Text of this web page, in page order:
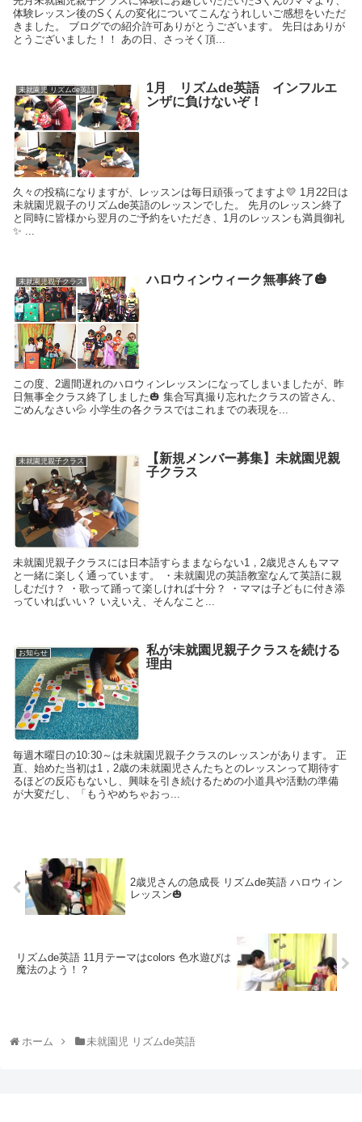
体験レッスン後のSくんの変化についてこんなうれしいご感想をいただ
きました。 ブログでの紹介許可ありがとうございます。 先日はありが
とうございました！！ あの日、さっそく頂...
未就園児 リズムde英語
1月 リズムde英語 インフルエ
ンザに負けないぞ！
久々の投稿になりますが、レッスンは毎日頑張ってますよ💛 1月22日は
未就園児親子のリズムde英語のレッスンでした。 先月のレッスン終了
と同時に皆様から翌月のご予約をいただき、1月のレッスンも満員御礼
✨ ...
未就園児親子クラス ハロウィンウィーク無事終了🎃
この度、2週間遅れのハロウィンレッスンになってしまいましたが、昨
日無事全クラス終了しました🎃 集合写真撮り忘れたクラスの皆さん、
ごめんなさい💦 小学生の各クラスではこれまでの表現を...
未就園児親子クラス
【新規メンバー募集】未就園児親
子クラス
未就園児親子クラスには日本語すらままならない1，2歳児さんもママ
と一緒に楽しく通っています。 ・未就園児の英語教室なんて英語に親
しむだけ？ ・歌って踊って楽しければ十分？ ・ママは子どもに付き添
っていればいい？ いえいえ、そんなこと...
お知らせ
私が未就園児親子クラスを続ける
理由
毎週木曜日の10:30～は未就園児親子クラスのレッスンがあります。 正
直、始めた当初は1，2歳の未就園児さんたちとのレッスンって期待す
るほどの反応もないし、興味を引き続けるための小道具や活動の準備
が大変だし、「もうやめちゃおっ...
2歳児さんの急成長 リズムde英語 ハロウィン
レッスン🎃
リズムde英語 11月テーマはcolors 色水遊びは
魔法のよう！？
ホーム 未就園児 リズムde英語